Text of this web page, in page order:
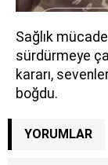
Sağlık
sürdürmeye
kararı,
boğdu.
YORUMLAR